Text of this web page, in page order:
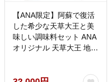
【ANA限定】阿蘇で復活
した希少な天草大王と美
味しい調味料セット ANA
オリジナル 天草大王 地鶏
セット 詰め合わせ 熊本